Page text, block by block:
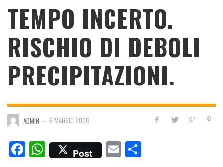
TEMPO INCERTO.
RISCHIO DI DEBOLI
PRECIPITAZIONI.
ADMIN — 6 MAGGIO 2008
Facebook
WhatsApp
Post Email